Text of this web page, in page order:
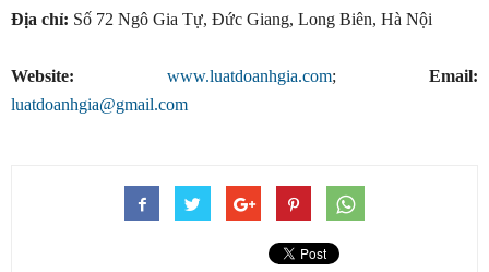
Địa chỉ: Số 72 Ngô Gia Tự, Đức Giang, Long Biên, Hà Nội
Website: www.luatdoanhgia.com; Email:
luatdoanhgia@gmail.com